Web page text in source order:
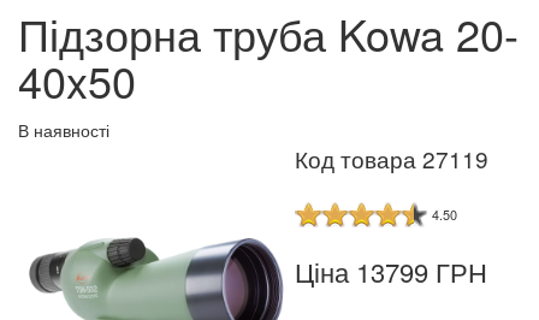
Підзорна труба Kowa 20-
40x50
В наявності
Код товара 27119
4.50
Ціна 13799 ГРН